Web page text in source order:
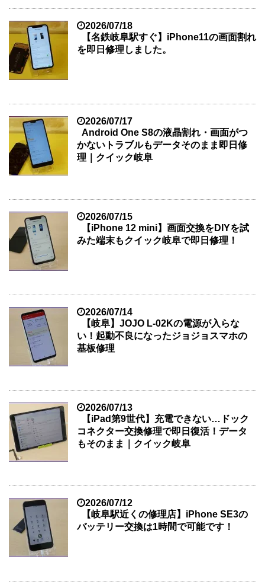
2026/07/18
【名鉄岐阜駅すぐ】iPhone11の画面割れ
を即日修理しました。
2026/07/17
Android One S8の液晶割れ・画面がつ
かないトラブルもデータそのまま即日修
理｜クイック岐阜
2026/07/15
【iPhone 12 mini】画面交換をDIYを試
みた端末もクイック岐阜で即日修理！
2026/07/14
【岐阜】JOJO L-02Kの電源が入らな
い！起動不良になったジョジョスマホの
基板修理
2026/07/13
【iPad第9世代】充電できない…ドック
コネクター交換修理で即日復活！データ
もそのまま｜クイック岐阜
2026/07/12
【岐阜駅近くの修理店】iPhone SE3の
バッテリー交換は1時間で可能です！